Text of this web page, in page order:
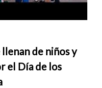
llenan de niños y
el Día de los